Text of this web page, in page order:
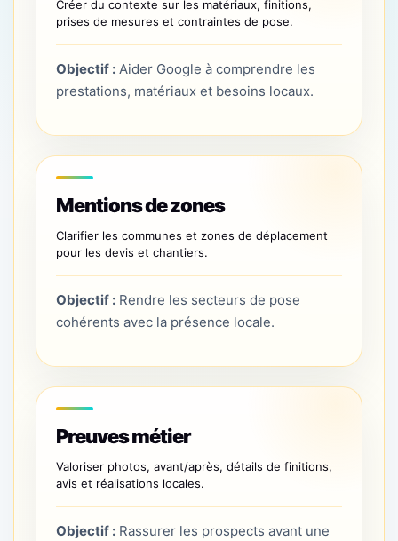
Créer du contexte sur les matériaux, finitions,
prises de mesures et contraintes de pose.
Objectif : Aider Google à comprendre les
prestations, matériaux et besoins locaux.
Mentions de zones
Clarifier les communes et zones de déplacement
pour les devis et chantiers.
Objectif : Rendre les secteurs de pose
cohérents avec la présence locale.
Preuves métier
Valoriser photos, avant/après, détails de finitions,
avis et réalisations locales.
Objectif : Rassurer les prospects avant une